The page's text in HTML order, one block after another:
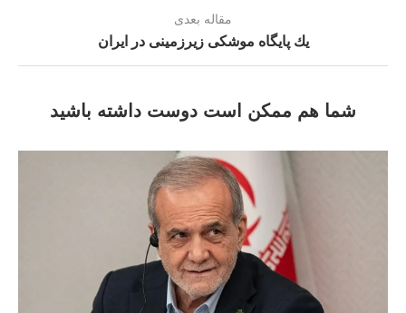
مقاله بعدی
يك پایگاه موشکی زیرزمینی در ایران
شما هم ممکن است دوست داشته باشید